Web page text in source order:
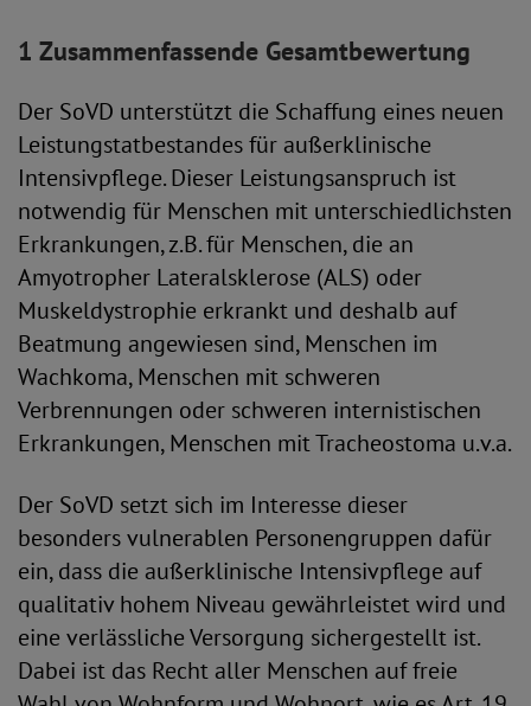
1 Zusammenfassende Gesamtbewertung
Der SoVD unterstützt die Schaffung eines neuen
Leistungstatbestandes für außerklinische
Intensivpflege. Dieser Leistungsanspruch ist
notwendig für Menschen mit unterschiedlichsten
Erkrankungen, z.B. für Menschen, die an
Amyotropher Lateralsklerose (ALS) oder
Muskeldystrophie erkrankt und deshalb auf
Beatmung angewiesen sind, Menschen im
Wachkoma, Menschen mit schweren
Verbrennungen oder schweren internistischen
Erkrankungen, Menschen mit Tracheostoma u.v.a.
Der SoVD setzt sich im Interesse dieser
besonders vulnerablen Personengruppen dafür
ein, dass die außerklinische Intensivpflege auf
qualitativ hohem Niveau gewährleistet wird und
eine verlässliche Versorgung sichergestellt ist.
Dabei ist das Recht aller Menschen auf freie